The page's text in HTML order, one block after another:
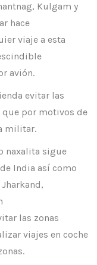
Kulgam y
hace
viaje a esta
avión.
evitar las
que por motivos de
militar.
naxalita sigue
India así como
las zonas
viajes en coche